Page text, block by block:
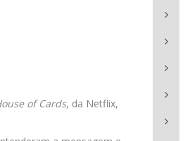
of Cards, da Netflix,